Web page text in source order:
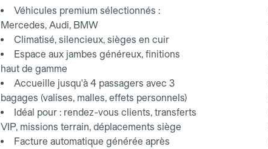
Véhicules premium sélectionnés :
Mercedes, Audi, BMW
Climatisé, silencieux, sièges en cuir
Espace aux jambes généreux, finitions
haut de gamme
Accueille jusqu'à 4 passagers avec 3
bagages (valises, malles, effets personnels)
Idéal pour : rendez-vous clients, transferts
VIP, missions terrain, déplacements siège
Facture automatique générée après